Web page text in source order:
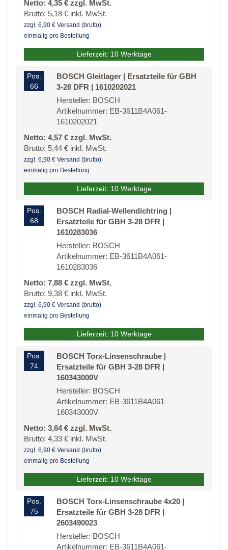
Netto: 4,35 € zzgl. MwSt.
Brutto: 5,18 € inkl. MwSt.
zzgl. 6,90 € Versand (brutto)
einmalig pro Bestellung
Lieferzeit: 10 Werktage
Pos.
66
BOSCH Gleitlager | Ersatzteile für GBH
3-28 DFR | 1610202021
Hersteller: BOSCH
Artikelnummer: EB-3611B4A061-
1610202021
Netto: 4,57 € zzgl. MwSt.
Brutto: 5,44 € inkl. MwSt.
zzgl. 6,90 € Versand (brutto)
einmalig pro Bestellung
Lieferzeit: 10 Werktage
Pos.
68
BOSCH Radial-Wellendichtring |
Ersatzteile für GBH 3-28 DFR |
1610283036
Hersteller: BOSCH
Artikelnummer: EB-3611B4A061-
1610283036
Netto: 7,88 € zzgl. MwSt.
Brutto: 9,38 € inkl. MwSt.
zzgl. 6,90 € Versand (brutto)
einmalig pro Bestellung
Lieferzeit: 10 Werktage
Pos.
74
BOSCH Torx-Linsenschraube |
Ersatzteile für GBH 3-28 DFR |
160343000V
Hersteller: BOSCH
Artikelnummer: EB-3611B4A061-
160343000V
Netto: 3,64 € zzgl. MwSt.
Brutto: 4,33 € inkl. MwSt.
zzgl. 6,90 € Versand (brutto)
einmalig pro Bestellung
Lieferzeit: 10 Werktage
Pos.
75
BOSCH Torx-Linsenschraube 4x20 |
Ersatzteile für GBH 3-28 DFR |
2603490023
Hersteller: BOSCH
Artikelnummer: EB-3611B4A061-